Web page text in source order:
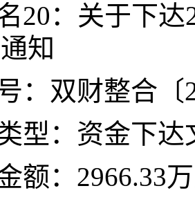
20：关于下
知
：双财整合〔
型：资金下达
额：2966.33